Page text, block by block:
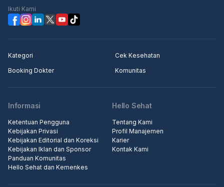
Ikuti Kami
Kategori
Cek Kesehatan
Booking Dokter
Komunitas
Informasi
Ketentuan Pengguna
Kebijakan Privasi
Kebijakan Editorial dan Koreksi
Kebijakan Iklan dan Sponsor
Panduan Komunitas
Hello Sehat dan Kemenkes
Hello Sehat
Tentang Kami
Profil Manajemen
Karier
Kontak Kami